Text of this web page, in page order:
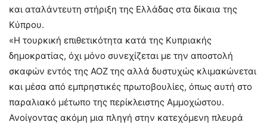
και αταλάντευτη στήριξη της Ελλάδας στα δίκαια της
Κύπρου.
«Η τουρκική επιθετικότητα κατά της Κυπριακής
δημοκρατίας, όχι μόνο συνεχίζεται με την αποστολή
σκαφών εντός της ΑΟΖ της αλλά δυστυχώς κλιμακώνεται
και μέσα από εμπρηστικές πρωτοβουλίες, όπως αυτή στο
παραλιακό μέτωπο της περίκλειστης Αμμοχώστου.
Ανοίγοντας ακόμη μια πληγή στην κατεχόμενη πλευρά